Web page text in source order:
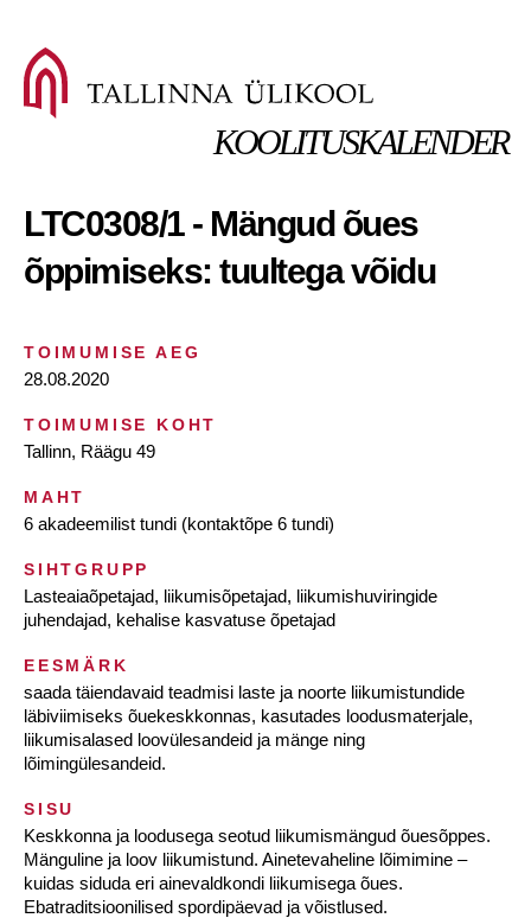
KOOLITUSKALENDER
LTC0308/1 - Mängud õues
õppimiseks: tuultega võidu
TOIMUMISE AEG
28.08.2020
TOIMUMISE KOHT
Tallinn, Räägu 49
MAHT
6 akadeemilist tundi (kontaktõpe 6 tundi)
SIHTGRUPP
Lasteaiaõpetajad, liikumisõpetajad, liikumishuviringide
juhendajad, kehalise kasvatuse õpetajad
EESMÄRK
saada täiendavaid teadmisi laste ja noorte liikumistundide
läbiviimiseks õuekeskkonnas, kasutades loodusmaterjale,
liikumisalased loovülesandeid ja mänge ning
lõimingülesandeid.
SISU
Keskkonna ja loodusega seotud liikumismängud õuesõppes.
Mänguline ja loov liikumistund. Ainetevaheline lõimimine –
kuidas siduda eri ainevaldkondi liikumisega õues.
Ebatraditsioonilised spordipäevad ja võistlused.